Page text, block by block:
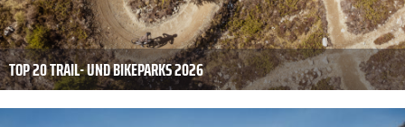
TOP 20 TRAIL- UND BIKEPARKS 2026